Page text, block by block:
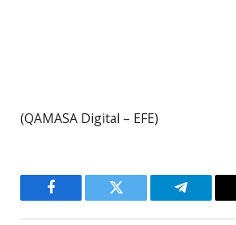
(QAMASA Digital – EFE)
Facebook Twitter Telegram